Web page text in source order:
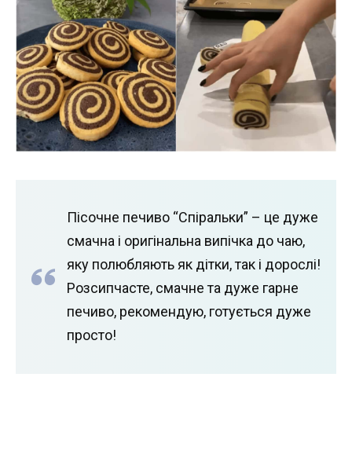
Пісочне печиво “Спіральки” – це дуже
смачна і оригінальна випічка до чаю,
яку полюбляють як дітки, так і дорослі!
Розсипчасте, смачне та дуже гарне
печиво, рекомендую, готується дуже
просто!